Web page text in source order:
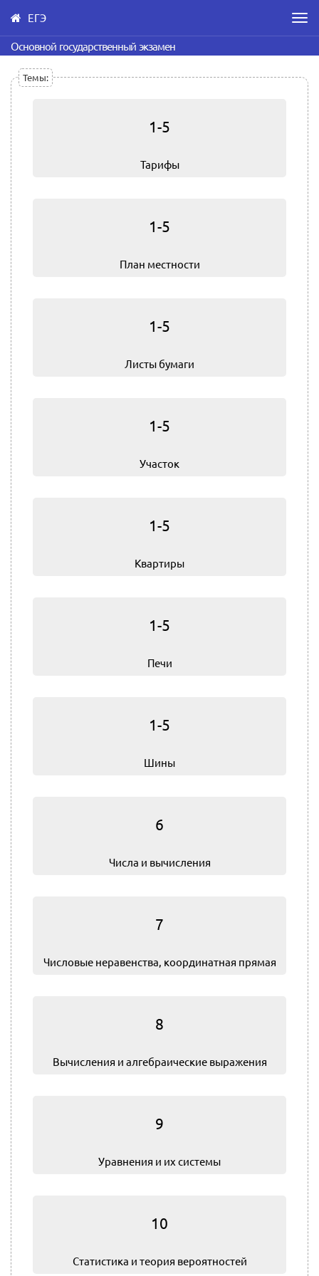
Skip
to
main
content
ЕГЭ
Основной государственный экзамен
Темы:
1-5
Тарифы
1-5
План местности
1-5
Листы бумаги
1-5
Участок
1-5
Квартиры
1-5
Печи
1-5
Шины
6
Числа и вычисления
7
Числовые неравенства, координатная прямая
8
Вычисления и алгебраические выражения
9
Уравнения и их системы
10
Статистика и теория вероятностей